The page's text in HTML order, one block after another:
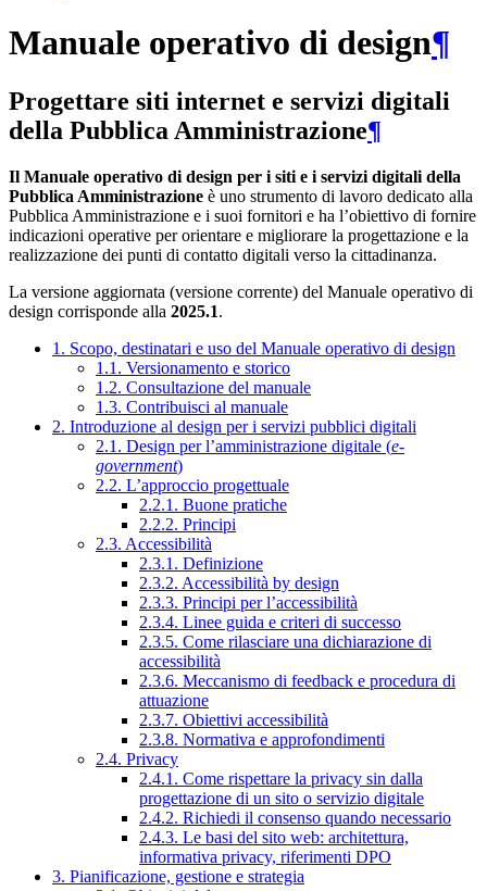
Manuale operativo di design¶
Progettare siti internet e servizi digitali
della Pubblica Amministrazione¶
Il Manuale operativo di design per i siti e i servizi digitali della
Pubblica Amministrazione è uno strumento di lavoro dedicato alla
Pubblica Amministrazione e i suoi fornitori e ha l’obiettivo di fornire
indicazioni operative per orientare e migliorare la progettazione e la
realizzazione dei punti di contatto digitali verso la cittadinanza.
La versione aggiornata (versione corrente) del Manuale operativo di
design corrisponde alla 2025.1.
1. Scopo, destinatari e uso del Manuale operativo di design
1.1. Versionamento e storico
1.2. Consultazione del manuale
1.3. Contribuisci al manuale
2. Introduzione al design per i servizi pubblici digitali
2.1. Design per l’amministrazione digitale (e-
government)
2.2. L’approccio progettuale
2.2.1. Buone pratiche
2.2.2. Principi
2.3. Accessibilità
2.3.1. Definizione
2.3.2. Accessibilità by design
2.3.3. Principi per l’accessibilità
2.3.4. Linee guida e criteri di successo
2.3.5. Come rilasciare una dichiarazione di
accessibilità
2.3.6. Meccanismo di feedback e procedura di
attuazione
2.3.7. Obiettivi accessibilità
2.3.8. Normativa e approfondimenti
2.4. Privacy
2.4.1. Come rispettare la privacy sin dalla
progettazione di un sito o servizio digitale
2.4.2. Richiedi il consenso quando necessario
2.4.3. Le basi del sito web: architettura,
informativa privacy, riferimenti DPO
3. Pianificazione, gestione e strategia